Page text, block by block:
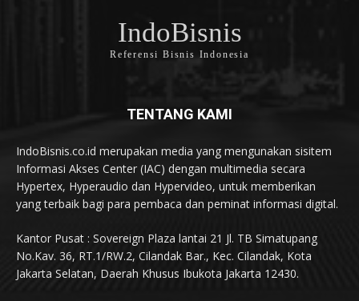
IndoBisnis
Referensi Bisnis Indonesia
TENTANG KAMI
IndoBisnis.co.id merupakan media yang mengunakan sisitem
Informasi Akses Center (IAC) dengan multimedia secara
Hypertex, Hyperaudio dan Hypervideo, untuk memberikan
yang terbaik bagi para pembaca dan peminat informasi digital.
Kantor Pusat : Sovereign Plaza lantai 21 Jl. TB Simatupang
No.Kav. 36, RT.1/RW.2, Cilandak Bar., Kec. Cilandak, Kota
Jakarta Selatan, Daerah Khusus Ibukota Jakarta 12430.